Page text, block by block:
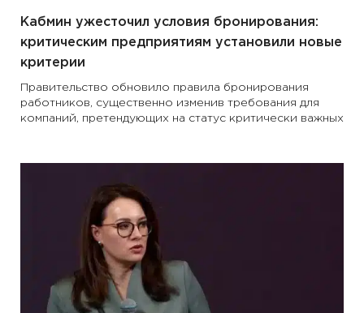
Кабмин ужесточил условия бронирования:
критическим предприятиям установили новые
критерии
Правительство обновило правила бронирования
работников, существенно изменив требования для
компаний, претендующих на статус критически важных